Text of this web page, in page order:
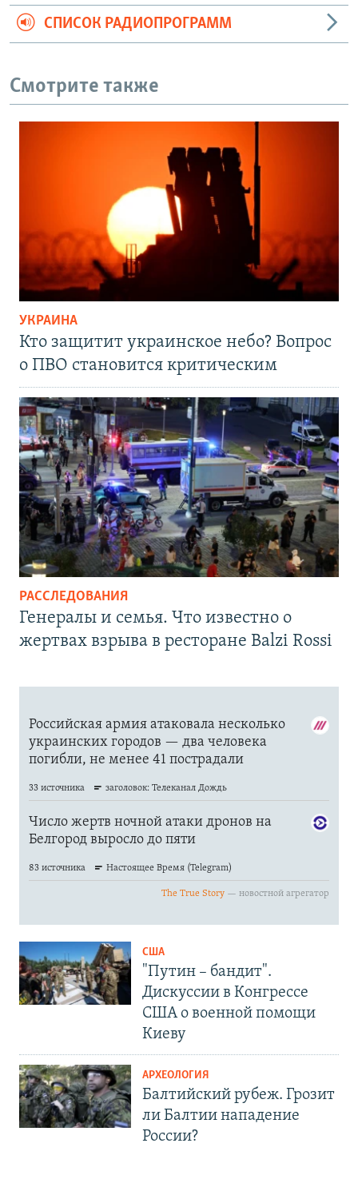
СПИСОК РАДИОПРОГРАММ
Смотрите также
УКРАИНА
Кто защитит украинское небо? Вопрос
о ПВО становится критическим
РАССЛЕДОВАНИЯ
Генералы и семья. Что известно о
жертвах взрыва в ресторане Balzi Rossi
США
"Путин – бандит".
Дискуссии в Конгрессе
США о военной помощи
Киеву
АРХЕОЛОГИЯ
Балтийский рубеж. Грозит
ли Балтии нападение
России?